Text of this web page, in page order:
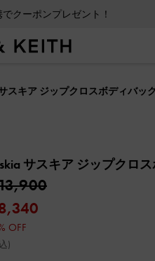
クーポンプレゼント！
スキア ジップクロスボディバッ
サスキア ジップクロ
OFF
)